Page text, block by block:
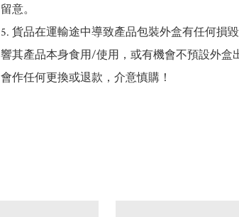
留意。
5. 貨品在運輸途中導致產品包裝外盒有任何損
響其產品本身食用/使用，或有機會不預設外盒
會作任何更換或退款，介意慎購！